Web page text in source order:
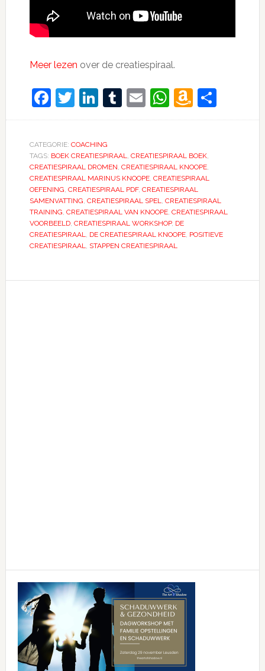
Meer lezen over de creatiespiraal.
Facebook
Twitter
LinkedIn
Tumblr
EmailWhatsApp
Amazon
Wish
CATEGORIE: COACHING
TAGS: BOEK CREATIESPIRAAL CREATIESPIRAAL BOEK,
CREATIESPIRAAL DROMEN CREATIESPIRAAL KNOOPE,
CREATIESPIRAAL MARINUS KNOOPE, CREATIESPIRAAL
OEFENING CREATIESPIRAAL PDF, CREATIESPIRAAL
SAMENVATTING CREATIESPIRAAL SPEL
CREATIESPIRAAL
TRAINING CREATIESPIRAAL VAN KNOOPE, CREATIESPIRAAL
VOORBEELD, CREATIESPIRAAL WORKSHOP, DE
CREATIESPIRAAL
DE CREATIESPIRAAL KNOOPE, POSITIEVE
CREATIESPIRAAL
STAPPEN CREATIESPIRAAL